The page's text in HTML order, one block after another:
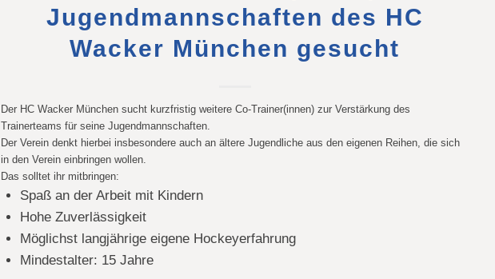
Jugendmannschaften des HC
Wacker München gesucht
Der HC Wacker München sucht kurzfristig weitere Co-Trainer(innen) zur Verstärkung des
Trainerteams für seine Jugendmannschaften.
Der Verein denkt hierbei insbesondere auch an ältere Jugendliche aus den eigenen Reihen, die sich
in den Verein einbringen wollen.
Das solltet ihr mitbringen:
Spaß an der Arbeit mit Kindern
Hohe Zuverlässigkeit
Möglichst langjährige eigene Hockeyerfahrung
Mindestalter: 15 Jahre